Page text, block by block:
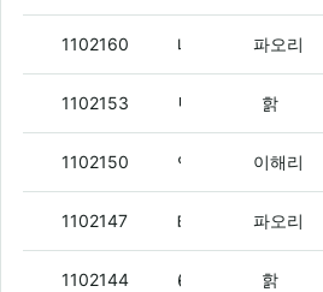
1102160 파오리
1102153 핡
1102150 이해리
1102147 파오리
1102144 핡